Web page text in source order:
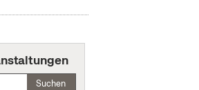
Suchen